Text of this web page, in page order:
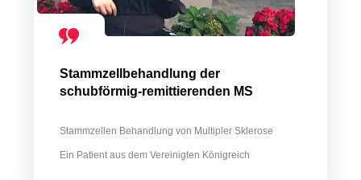
Stammzellbehandlung der
schubförmig-remittierenden MS
Stammzellen Behandlung von Multipler Sklerose
Ein Patient aus dem Vereinigten Königreich